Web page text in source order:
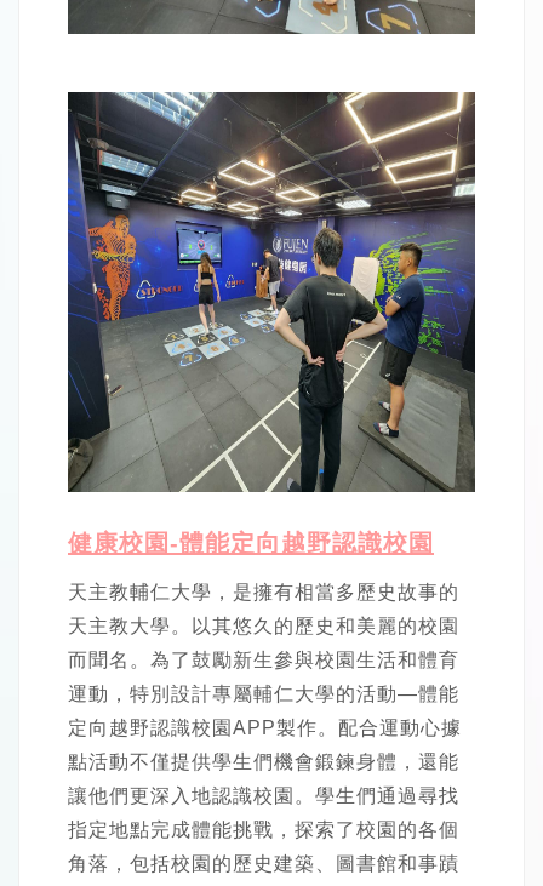
健康校園-體能定向越野認識校園
天主教輔仁大學，是擁有相當多歷史故事的
天主教大學。以其悠久的歷史和美麗的校園
而聞名。為了鼓勵新生參與校園生活和體育
運動，特別設計專屬輔仁大學的活動—體能
定向越野認識校園APP製作。配合運動心據
點活動不僅提供學生們機會鍛鍊身體，還能
讓他們更深入地認識校園。學生們通過尋找
指定地點完成體能挑戰，探索了校園的各個
角落，包括校園的歷史建築、圖書館和事蹟